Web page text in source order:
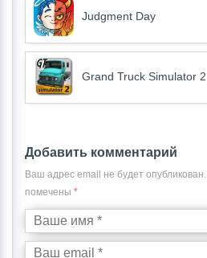
Judgment Day
Grand Truck Simulator 2
Добавить комментарий
Ваш адрес email не будет опубликован.
помечены *